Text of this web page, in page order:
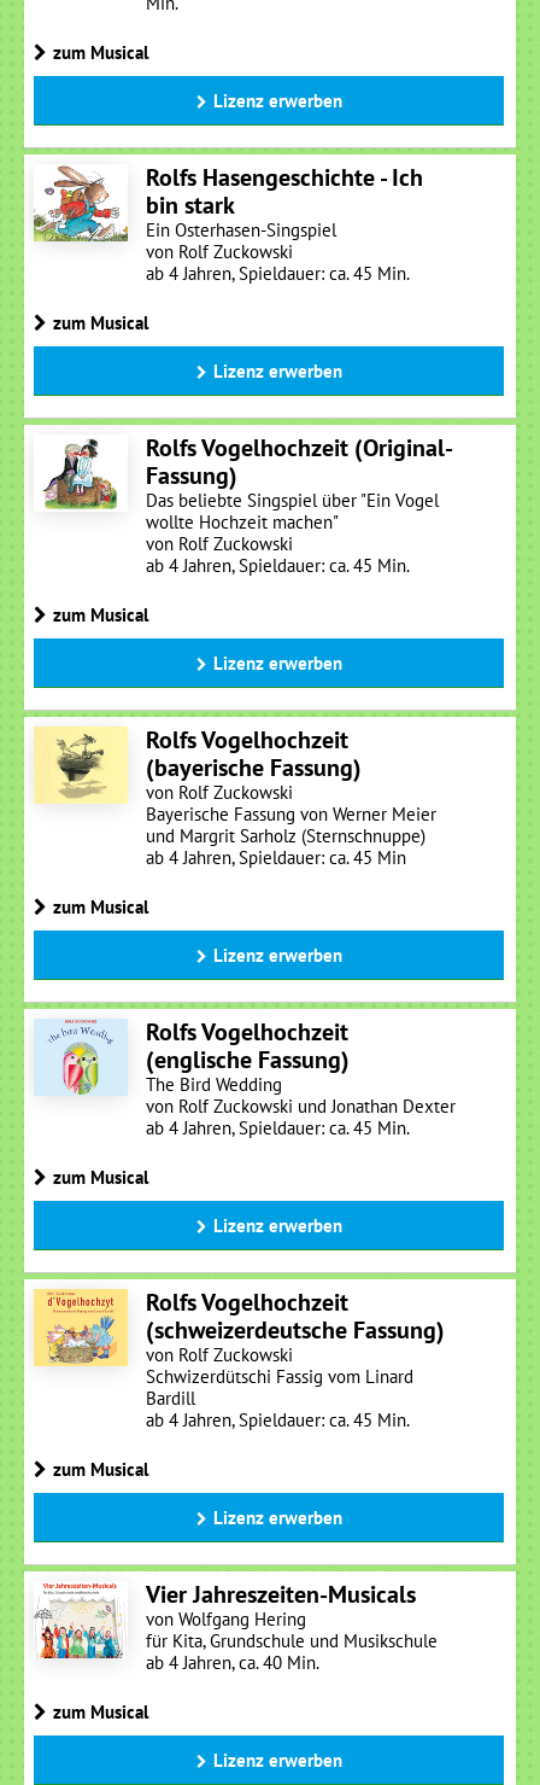
zum Musical
Lizenz erwerben
Rolfs Hasengeschichte - Ich
bin stark
Ein Osterhasen-Singspiel
von Rolf Zuckowski
ab 4 Jahren, Spieldauer: ca. 45 Min.
zum Musical
Lizenz erwerben
Rolfs Vogelhochzeit (Original-
Fassung)
Das beliebte Singspiel über "Ein Vogel
wollte Hochzeit machen"
von Rolf Zuckowski
ab 4 Jahren, Spieldauer: ca. 45 Min.
zum Musical
Lizenz erwerben
Rolfs Vogelhochzeit
(bayerische Fassung)
von Rolf Zuckowski
Bayerische Fassung von Werner Meier
und Margrit Sarholz (Sternschnuppe)
ab 4 Jahren, Spieldauer: ca. 45 Min
zum Musical
Lizenz erwerben
Rolfs Vogelhochzeit
(englische Fassung)
The Bird Wedding
von Rolf Zuckowski und Jonathan Dexter
ab 4 Jahren, Spieldauer: ca. 45 Min.
zum Musical
Lizenz erwerben
Rolfs Vogelhochzeit
(schweizerdeutsche Fassung)
von Rolf Zuckowski
Schwizerdütschi Fassig vom Linard
Bardill
ab 4 Jahren, Spieldauer: ca. 45 Min.
zum Musical
Lizenz erwerben
Vier Jahreszeiten-Musicals
von Wolfgang Hering
für Kita, Grundschule und Musikschule
ab 4 Jahren, ca. 40 Min.
zum Musical
Lizenz erwerben